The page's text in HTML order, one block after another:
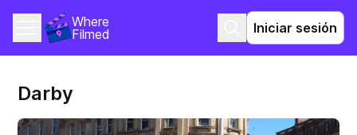
Where
Filmed
Iniciar sesión
Darby